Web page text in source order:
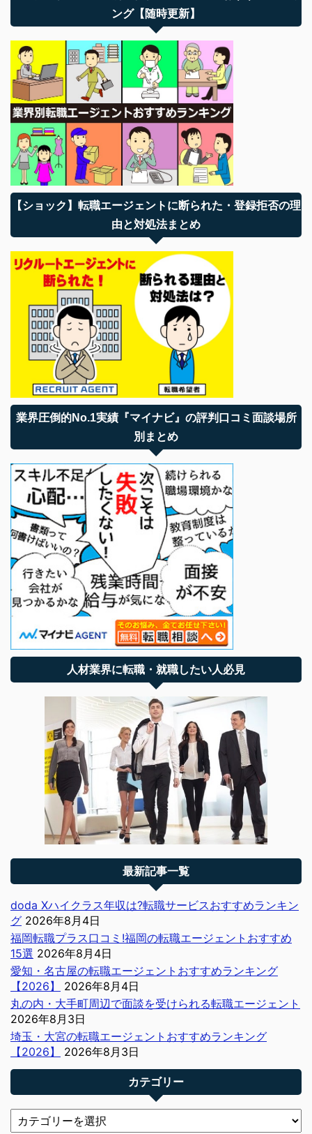
ング【随時更新】
【ショック】転職エージェントに断られた・登録拒否の理
由と対処法まとめ
業界圧倒的No.1実績『マイナビ』の評判口コミ面談場所
別まとめ
人材業界に転職・就職したい人必見
最新記事一覧
doda Xハイクラス年収は?転職サービスおすすめランキン
グ 2026年8月4日
福岡転職プラス口コミ!福岡の転職エージェントおすすめ
15選 2026年8月4日
愛知・名古屋の転職エージェントおすすめランキング
【2026】
2026年8月4日
丸の内・大手町周辺で面談を受けられる転職エージェント
2026年8月3日
埼玉・大宮の転職エージェントおすすめランキング
【2026】
2026年8月3日
カテゴリー